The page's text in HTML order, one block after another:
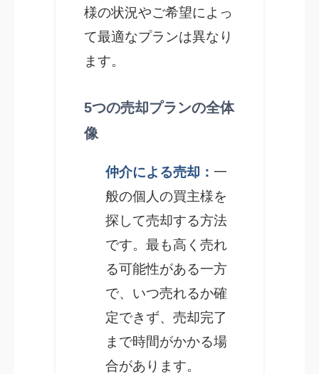
様の状況やご希望によっ
て最適なプランは異なり
ます。
5つの売却プランの全体
像
仲介による売却： 一
般の個人の買主様を
探して売却する方法
です。最も高く売れ
る可能性がある一方
で、いつ売れるか確
定できず、売却完了
まで時間がかかる場
合があります。